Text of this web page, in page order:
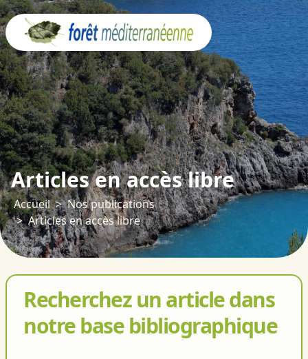
Articles en accès libre
Accueil
Nos publications
Articles en accès libre
Recherchez un article dans
notre base bibliographique
Panneau de gestion des cookies